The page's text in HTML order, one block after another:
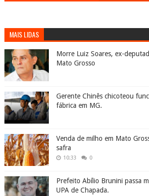
MAIS LIDAS
Morre Luiz Soares, ex-
Mato Grosso
Gerente Chinês chicoteou
fábrica em MG.
Venda de milho em Mato
safra
10:33 0
Prefeito Abílio Brunini passa
UPA de Chapada.